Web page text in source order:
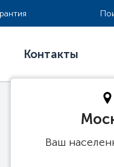
Контакты
Ваш